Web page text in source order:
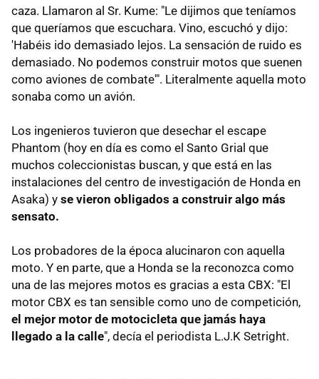
caza. Llamaron al Sr. Kume: "Le dijimos que teníamos
que queríamos que escuchara. Vino, escuchó y dijo:
'Habéis ido demasiado lejos. La sensación de ruido es
demasiado. No podemos construir motos que suenen
como aviones de combate'". Literalmente aquella moto
sonaba como un avión.
Los ingenieros tuvieron que desechar el escape
Phantom (hoy en día es como el Santo Grial que
muchos coleccionistas buscan, y que está en las
instalaciones del centro de investigación de Honda en
Asaka) y se vieron obligados a construir algo más
sensato.
Los probadores de la época alucinaron con aquella
moto. Y en parte, que a Honda se la reconozca como
una de las mejores motos es gracias a esta CBX: "El
motor CBX es tan sensible como uno de competición,
el mejor motor de motocicleta que jamás haya
llegado a la calle", decía el periodista L.J.K Setright.